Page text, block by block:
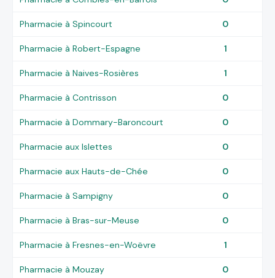
Pharmacie à Spincourt 0
Pharmacie à Robert-Espagne 1
Pharmacie à Naives-Rosières 1
Pharmacie à Contrisson 0
Pharmacie à Dommary-Baroncourt 0
Pharmacie aux Islettes 0
Pharmacie aux Hauts-de-Chée 0
Pharmacie à Sampigny 0
Pharmacie à Bras-sur-Meuse 0
Pharmacie à Fresnes-en-Woëvre 1
Pharmacie à Mouzay 0